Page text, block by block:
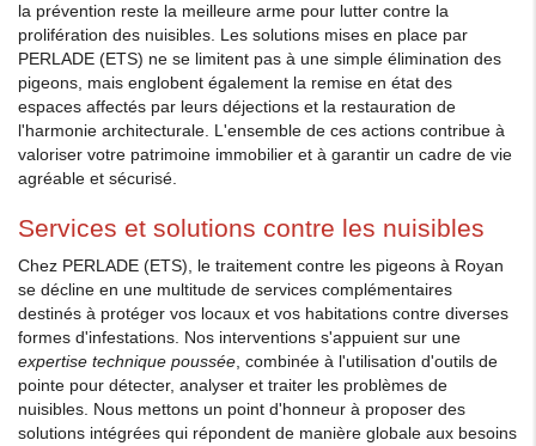
la prévention reste la meilleure arme pour lutter contre la
prolifération des nuisibles. Les solutions mises en place par
PERLADE (ETS) ne se limitent pas à une simple élimination des
pigeons, mais englobent également la remise en état des
espaces affectés par leurs déjections et la restauration de
l'harmonie architecturale. L'ensemble de ces actions contribue à
valoriser votre patrimoine immobilier et à garantir un cadre de vie
agréable et sécurisé.
Services et solutions contre les nuisibles
Chez PERLADE (ETS), le traitement contre les pigeons à Royan
se décline en une multitude de services complémentaires
destinés à protéger vos locaux et vos habitations contre diverses
formes d'infestations. Nos interventions s'appuient sur une
expertise technique poussée, combinée à l'utilisation d'outils de
pointe pour détecter, analyser et traiter les problèmes de
nuisibles. Nous mettons un point d'honneur à proposer des
solutions intégrées qui répondent de manière globale aux besoins